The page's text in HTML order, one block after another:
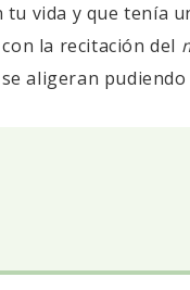
vida y que tenía
la recitación del
aligeran